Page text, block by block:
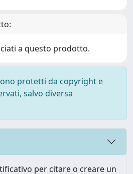
a questo prodotto.
protetti da copyright e
salvo diversa
per citare o creare un